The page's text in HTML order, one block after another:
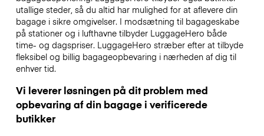
utallige steder, så du altid har mulighed for at aflevere din
bagage i sikre omgivelser. I modsætning til bagageskabe
på stationer og i lufthavne tilbyder LuggageHero både
time- og dagspriser. LuggageHero stræber efter at tilbyde
fleksibel og billig bagageopbevaring i nærheden af dig til
enhver tid.
Vi leverer løsningen på dit problem med
opbevaring af din bagage i verificerede
butikker